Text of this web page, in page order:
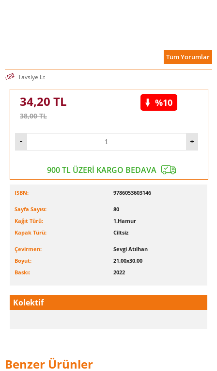
Tüm Yorumlar
Tavsiye Et
34,20 TL
38,00TL
%10
900 TL ÜZERİ KARGO BEDAVA
ISBN: 9786053603146
Sayfa Sayısı:
80
Kağıt Türü:
1.Hamur
Kapak Türü:
Ciltsiz
Çevirmen:
Sevgi Atılhan
Boyut:
21.00x30.00
Baskı:
2022
Kolektif
Benzer Ürünler